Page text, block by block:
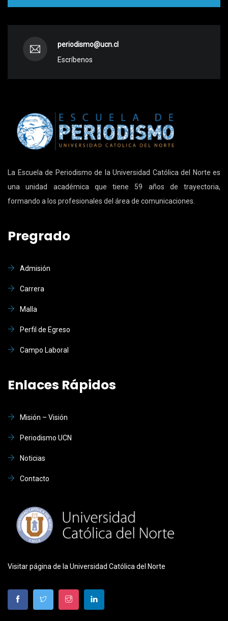
periodismo@ucn.cl
Escríbenos
La Escuela de Periodismo de la Universidad Católica del Norte es
una unidad académica que tiene 59 años de trayectoria,
formando a los profesionales del área de comunicaciones.
Pregrado
Admisión
Carrera
Malla
Perfil de Egreso
Campo Laboral
Enlaces Rápidos
Misión – Visión
Periodismo UCN
Noticias
Contacto
Visitar página de la Universidad Católica del Norte